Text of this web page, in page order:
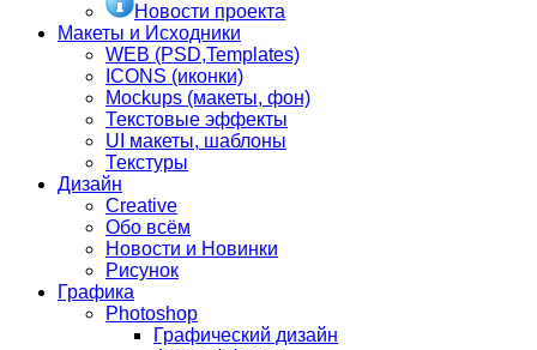
Новости проекта
Макеты и Исходники
WEB (PSD,Templates)
ICONS (иконки)
Mockups (макеты, фон)
Текстовые эффекты
UI макеты, шаблоны
Текстуры
Дизайн
Creative
Обо всём
Новости и Новинки
Рисунок
Графика
Photoshop
Графический дизайн